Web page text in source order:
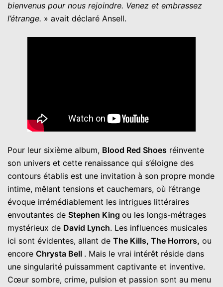
bienvenus pour nous rejoindre. Venez et embrassez
l’étrange. » avait déclaré Ansell.
Pour leur sixième album, Blood Red Shoes réinvente
son univers et cette renaissance qui s’éloigne des
contours établis est une invitation à son propre monde
intime, mêlant tensions et cauchemars, où l’étrange
évoque irrémédiablement les intrigues littéraires
envoutantes de Stephen King ou les longs-métrages
mystérieux de David Lynch. Les influences musicales
ici sont évidentes, allant de The Kills, The Horrors, ou
encore Chrysta Bell . Mais le vrai intérêt réside dans
une singularité puissamment captivante et inventive.
Cœur sombre, crime, pulsion et passion sont au menu